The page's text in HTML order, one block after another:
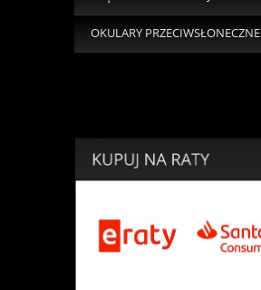
OKULARY PRZECIWSŁONECZNE